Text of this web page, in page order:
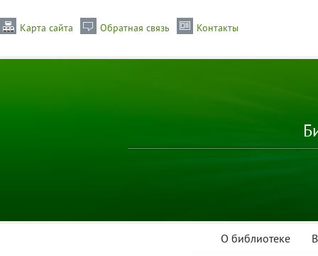
Карта сайта Обратная связь Контакты
О библиотеке